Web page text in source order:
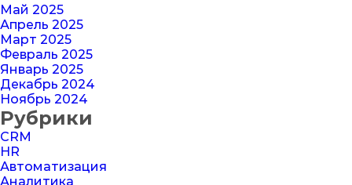
Май 2025
Апрель 2025
Март 2025
Февраль 2025
Январь 2025
Декабрь 2024
Ноябрь 2024
Рубрики
CRM
HR
Автоматизация
Аналитика